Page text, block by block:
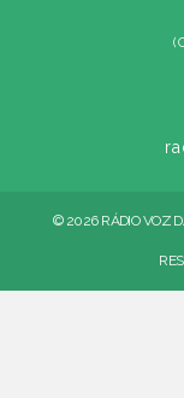
© 2026 RÁDIO VOZ